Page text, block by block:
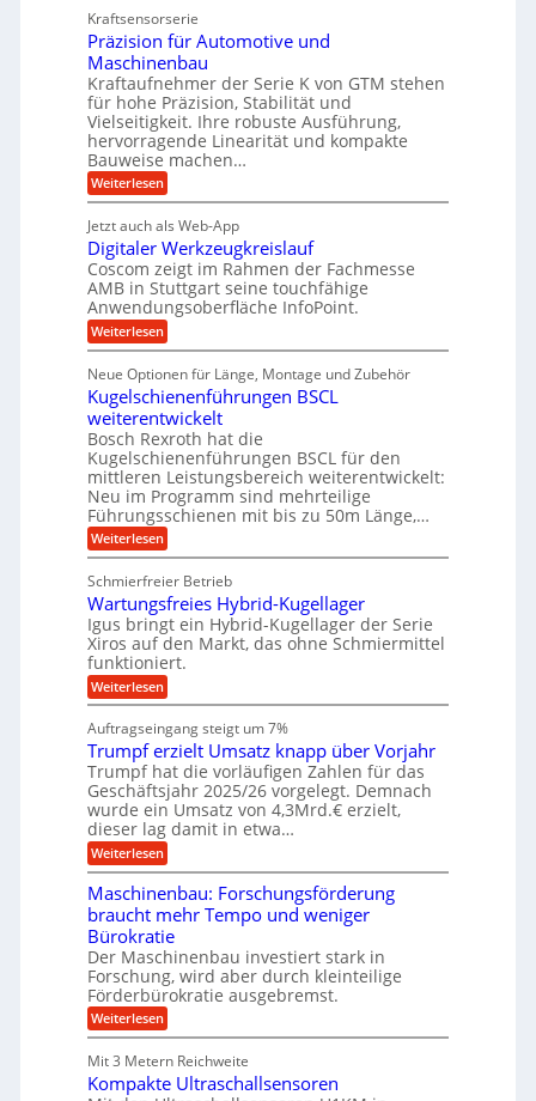
i
n
d
e
t
r
i
e
b
e
f
ü
r
r
a
e
U
m
g
e
b
u
n
g
e
n
n
d
A
u
f
t
r
a
g
s
e
i
n
g
a
n
g
l
o
s
e
,
w
e
n
i
g
e
r
S
t
e
l
e
n
h
n
s
t
a
n
g
e
n
g
e
t
r
i
e
b
e
f
ü
r
r
ä
z
i
s
e
H
u
b
b
e
w
e
g
u
n
g
e
n
Kraftsensorserie
Präzision für Automotive und
Maschinenbau
Kraftaufnehmer der Serie K von GTM stehen
für hohe Präzision, Stabilität und
Vielseitigkeit. Ihre robuste Ausführung,
hervorragende Linearität und kompakte
Bauweise machen…
Weiterlesen:
P
ä
z
i
s
i
o
n
f
r
A
u
t
o
m
o
t
i
v
e
n
d
M
a
s
c
h
i
e
n
b
a
u
Jetzt auch als Web-App
Digitaler Werkzeugkreislauf
Coscom zeigt im Rahmen der Fachmesse
AMB in Stuttgart seine touchfähige
Anwendungsoberfläche InfoPoint.
Weiterlesen:
D
g
i
t
a
l
e
r
W
e
r
k
z
e
u
g
k
r
e
i
s
a
u
f
Neue Optionen für Länge, Montage und Zubehör
Kugelschienenführungen BSCL
weiterentwickelt
Bosch Rexroth hat die
Kugelschienenführungen BSCL für den
mittleren Leistungsbereich weiterentwickelt:
Neu im Programm sind mehrteilige
Führungsschienen mit bis zu 50m Länge,…
Weiterlesen:
K
g
e
l
s
c
h
i
e
e
n
f
ü
h
r
u
n
g
e
n
B
S
C
L
w
e
i
t
e
e
Schmierfreier Betrieb
Wartungsfreies Hybrid-Kugellager
Igus bringt ein Hybrid-Kugellager der Serie
Xiros auf den Markt, das ohne Schmiermittel
funktioniert.
Weiterlesen:
W
r
t
u
n
g
s
f
r
e
e
s
H
y
b
r
i
d
-
u
g
Auftragseingang steigt um 7%
Trumpf erzielt Umsatz knapp über Vorjahr
Trumpf hat die vorläufigen Zahlen für das
Geschäftsjahr 2025/26 vorgelegt. Demnach
wurde ein Umsatz von 4,3Mrd.€ erzielt,
dieser lag damit in etwa…
Weiterlesen:
T
u
m
p
f
e
r
z
i
e
t
U
Maschinenbau: Forschungsförderung
braucht mehr Tempo und weniger
Bürokratie
Der Maschinenbau investiert stark in
Forschung, wird aber durch kleinteilige
Förderbürokratie ausgebremst.
Weiterlesen:
M
s
c
Mit 3 Metern Reichweite
Kompakte Ultraschallsensoren